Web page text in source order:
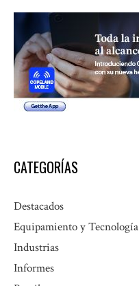
CATEGORÍAS
Destacados
Equipamiento y Tecnología
Industrias
Informes